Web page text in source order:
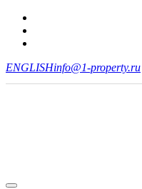
ENGLISHinfo@1-property.ru